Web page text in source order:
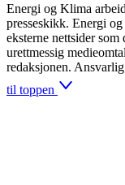
Energi og Klima
presseskikk. Energi
eksterne nettsider
urettmessig
redaksjonen.
til toppen